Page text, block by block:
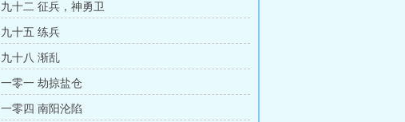
九十二 征兵，神勇卫
九十五 练兵
九十八 渐乱
一零一 劫掠盐仓
一零四 南阳沦陷